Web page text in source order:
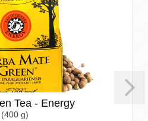
Tea - Energy
(400 g)